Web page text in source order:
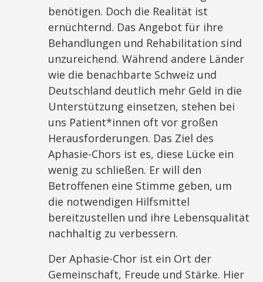
benötigen. Doch die Realität ist
ernüchternd. Das Angebot für ihre
Behandlungen und Rehabilitation sind
unzureichend. Während andere Länder
wie die benachbarte Schweiz und
Deutschland deutlich mehr Geld in die
Unterstützung einsetzen, stehen bei
uns Patient*innen oft vor großen
Herausforderungen. Das Ziel des
Aphasie-Chors ist es, diese Lücke ein
wenig zu schließen. Er will den
Betroffenen eine Stimme geben, um
die notwendigen Hilfsmittel
bereitzustellen und ihre Lebensqualität
nachhaltig zu verbessern.
Der Aphasie-Chor ist ein Ort der
Gemeinschaft, Freude und Stärke. Hier